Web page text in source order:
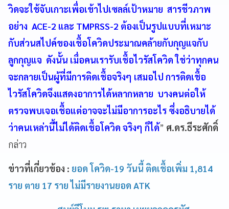
วิดจะใช้จับเกาะเพื่อเข้าไปเซลล์เป้าหมาย สารชีวภาพ
อย่าง ACE-2 และ TMPRSS-2 ต้องเป็นรูปแบบที่เหมาะ
กับส่วนสไปค์ของเชื้อโควิดประมาณคล้ายกับกุญแจกับ
ลูกกุญแจ ดังนั้น เมื่อคนเรารับเชื้อไวรัสโควิด ใช่ว่าทุกคน
จะกลายเป็นผู้ที่มีการติดเชื้อจริงๆ เสมอไป การติดเชื้อ
ไวรัสโควิดจึงแสดงอาการได้หลากหลาย บางคนต่อให้
ตรวจพบเจอเชื้อแต่อาจจะไม่มีอาการอะไร ซึ่งอธิบายได้
ว่าคนเหล่านี้ไม่ได้ติดเชื้อโควิด จริงๆ ก็ได้” ศ.ดร.ธีระศักดิ์
กล่าว
ข่าวที่เกี่ยวข้อง : ยอด โควิด-19 วันนี้ ติดเชื้อเพิ่ม 1,814
ราย ตาย 17 ราย ไม่มีรายงานยอด ATK